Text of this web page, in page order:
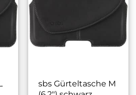
sbs Gürteltasche M